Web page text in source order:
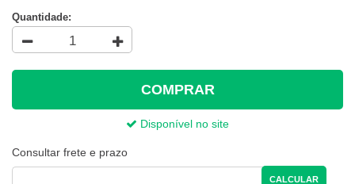
Quantidade:
COMPRAR
Disponível no site
Consultar frete e prazo
CALCULAR